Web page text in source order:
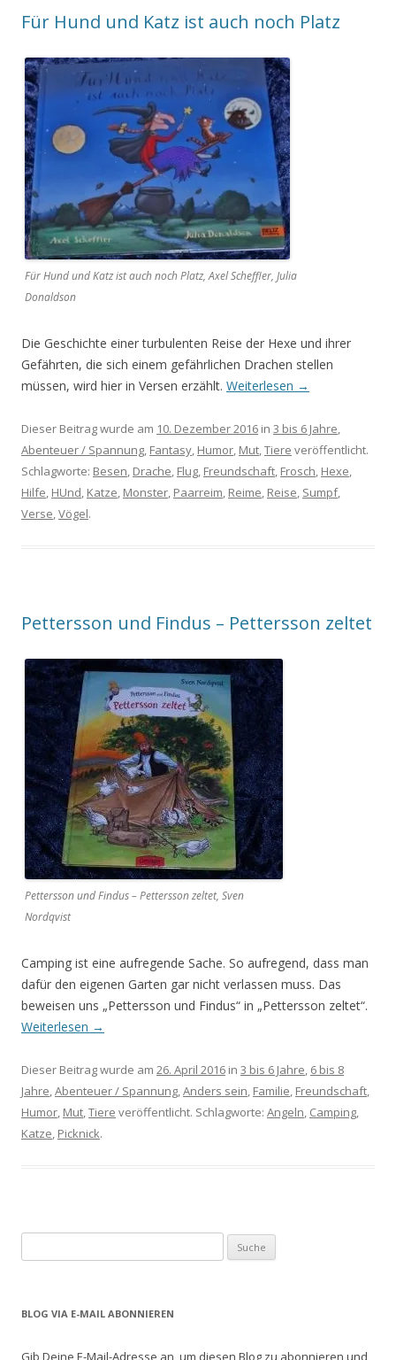
Für Hund und Katz ist auch noch Platz
Für Hund und Katz ist auch noch Platz, Axel Scheffler, Julia
Donaldson
Die Geschichte einer turbulenten Reise der Hexe und ihrer
Gefährten, die sich einem gefährlichen Drachen stellen
müssen, wird hier in Versen erzählt. Weiterlesen →
Dieser Beitrag wurde am 10. Dezember 2016 in 3 bis 6 Jahre,
Abenteuer / Spannung, Fantasy, Humor, Mut,Tiere veröffentlicht.
Schlagworte: Besen, Drache, Flug, Freundschaft, Frosch, Hexe,
Hilfe, HUnd, Katze, Monster, Paarreim, Reime, Reise, Sumpf,
Verse,Vögel.
Pettersson und Findus – Pettersson zeltet
Pettersson und Findus – Pettersson zeltet, Sven
Nordqvist
Camping ist eine aufregende Sache. So aufregend, dass man
dafür den eigenen Garten gar nicht verlassen muss. Das
beweisen uns „Pettersson und Findus“ in „Pettersson zeltet“.
Weiterlesen →
Dieser Beitrag wurde am 26. April 2016 in 3 bis 6 Jahre, 6 bis 8
Jahre,Abenteuer / Spannung,Anders sein, Familie, Freundschaft,
Humor, Mut,Tiere veröffentlicht. Schlagworte: Angeln, Camping,
Katze, Picknick.
u
h
n
BLOG VIA E-MAIL ABONNIEREN
Gib Deine E-Mail-Adresse an, um diesen Blog zu abonnieren und